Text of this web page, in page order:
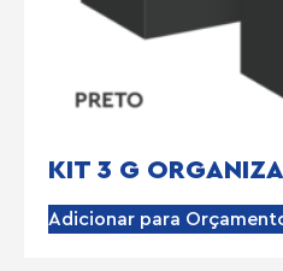
KIT 3 G
Adicionar para